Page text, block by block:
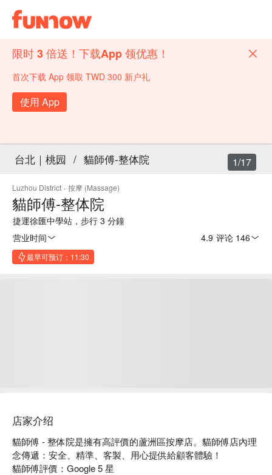
限时 3 倍送！下载App 领优惠！
首次下载 App 领取 TWD 300 新户礼
使用 App
台北｜桃园 / 貓師傅-整体院
Luzhou District · 按摩 (Massage)
貓師傅-整体院
捷運徐匯中學站，步行 3 分鐘
营业时间
4.9 评论 146
最早可预订：11:30
1/17
店家介绍
貓師傅 - 整体院是擁有高評價的蘆洲區按摩店。貓師傅店內理
念傳遞：安全、精準、客製、用心提供給顧客體驗！
貓師傅評價：Google 5 星